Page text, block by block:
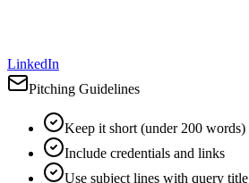
LinkedIn
Pitching Guidelines
Keep it short (under 200 words)
Include credentials and links
Use subject lines with query title